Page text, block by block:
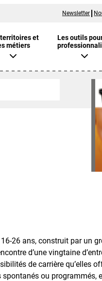
Newsletter
et
métiers
Les outils
26 ans, construit par un
d’une vingtaine
de carrière qu’elles
ou programmés,